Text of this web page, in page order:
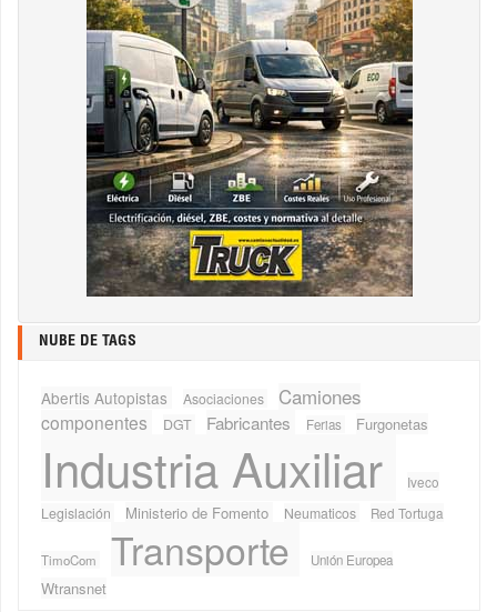
NUBE DE TAGS
Abertis Autopistas Asociaciones Camiones
componentes DGT Fabricantes Ferias Furgonetas
Industria Auxiliar
Iveco
Legislación
Ministerio de Fomento Neumaticos Red Tortuga
TimoCom Transporte Unión Europea
Wtransnet